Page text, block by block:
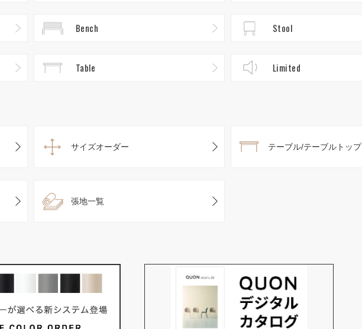
Bench Stool
Table Limited
サイズオーダー テーブル/テーブルトップ
張地一覧